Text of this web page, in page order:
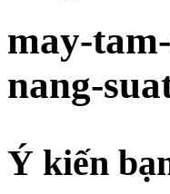
may-
nang-
Ý kiến